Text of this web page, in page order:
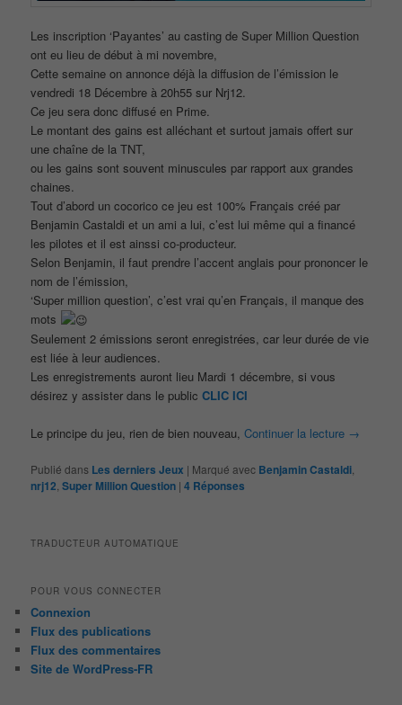
Les inscription ‘Payantes’ au casting de Super Million Question
ont eu lieu de début à mi novembre,
Cette semaine on annonce déjà la diffusion de l’émission le
vendredi 18 Décembre à 20h55 sur Nrj12.
Ce jeu sera donc diffusé en Prime.
Le montant des gains est alléchant et surtout jamais offert sur
une chaîne de la TNT,
ou les gains sont souvent minuscules par rapport aux grandes
chaines.
Tout d’abord un cocorico ce jeu est 100% Français créé par
Benjamin Castaldi et un ami a lui, c’est lui même qui a financé
les pilotes et il est ainssi co-producteur.
Selon Benjamin, il faut prendre l’accent anglais pour prononcer le
nom de l’émission,
‘Super million question’, c’est vrai qu’en Français, il manque des
mots
Seulement 2 émissions seront enregistrées, car leur durée de vie
est liée à leur audiences.
Les enregistrements auront lieu Mardi 1 décembre, si vous
désirez y assister dans le publicCLIC ICI
Le principe du jeu, rien de bien nouveau,Continuer la lecture →
Publié dans Les derniers Jeux | Marqué avec Benjamin Castaldi
nrj12 ,Super Million Question |4 Réponses
TRADUCTEUR AUTOMATIQUE
POUR VOUS CONNECTER
Connexion
Flux des publications
Flux des commentaires
Site de WordPress-FR